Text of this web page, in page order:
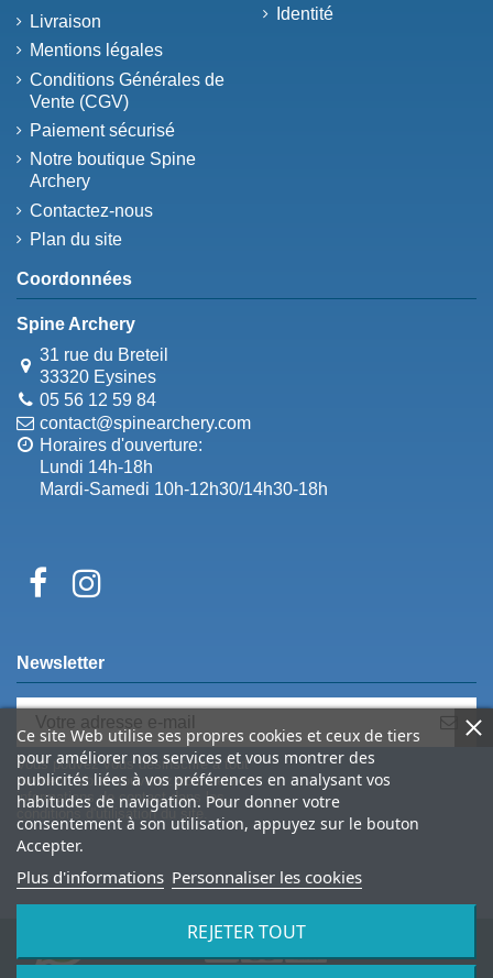
Livraison
Mentions légales
Conditions Générales de
Vente (CGV)
Paiement sécurisé
Notre boutique Spine
Archery
Contactez-nous
Plan du site
Identité
Coordonnées
Spine Archery
31 rue du Breteil
33320 Eysines
05 56 12 59 84
contact@spinearchery.com
Horaires d'ouverture:
Lundi 14h-18h
Mardi-Samedi 10h-12h30/14h30-18h
Ce site Web utilise ses propres cookies et ceux de tiers
pour améliorer nos services et vous montrer des
publicités liées à vos préférences en analysant vos
habitudes de navigation. Pour donner votre
consentement à son utilisation, appuyez sur le bouton
Accepter.
Plus d'informations Personnaliser les cookies
REJETER TOUT
Newsletter
Vous pouvez vous désinscrire à tout
moment. Vous trouverez pour cela nos
informations de contact dans les
conditions d'utilisation du site.